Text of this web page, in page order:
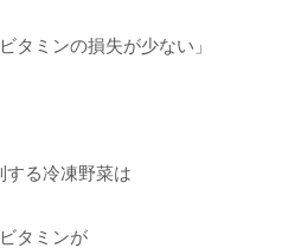
タミンの損失が少ない」
する冷凍野菜は
タミンが